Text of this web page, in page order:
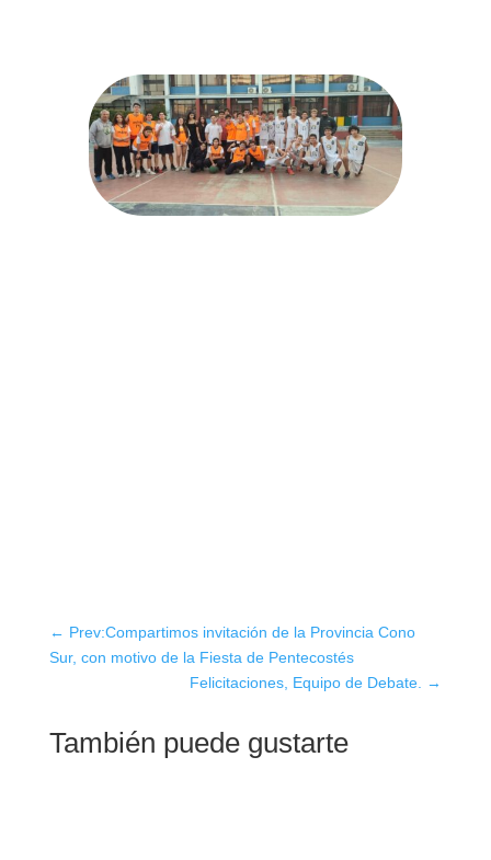
← Prev:Compartimos invitación de la Provincia Cono
Sur, con motivo de la Fiesta de Pentecostés
Felicitaciones, Equipo de Debate.
→
También puede gustarte